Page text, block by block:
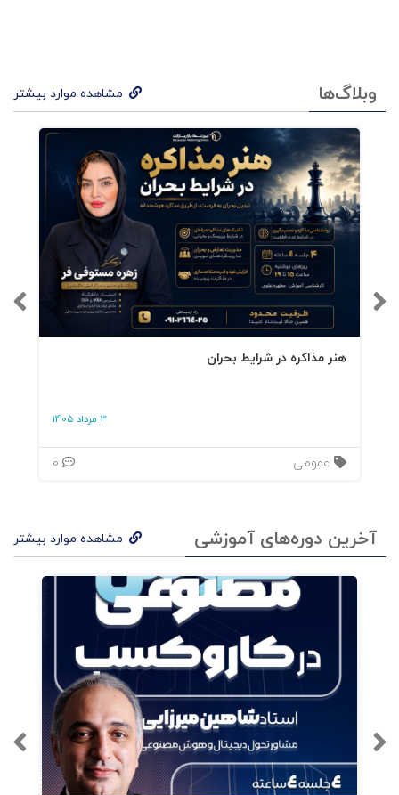
وبلاگ‌ها مشاهده موارد بیشتر
هنر مذاکره در شرایط بحران
3 مرداد 1405
عمومی
آخرین دوره‌های آموزشی مشاهده موارد بیشتر